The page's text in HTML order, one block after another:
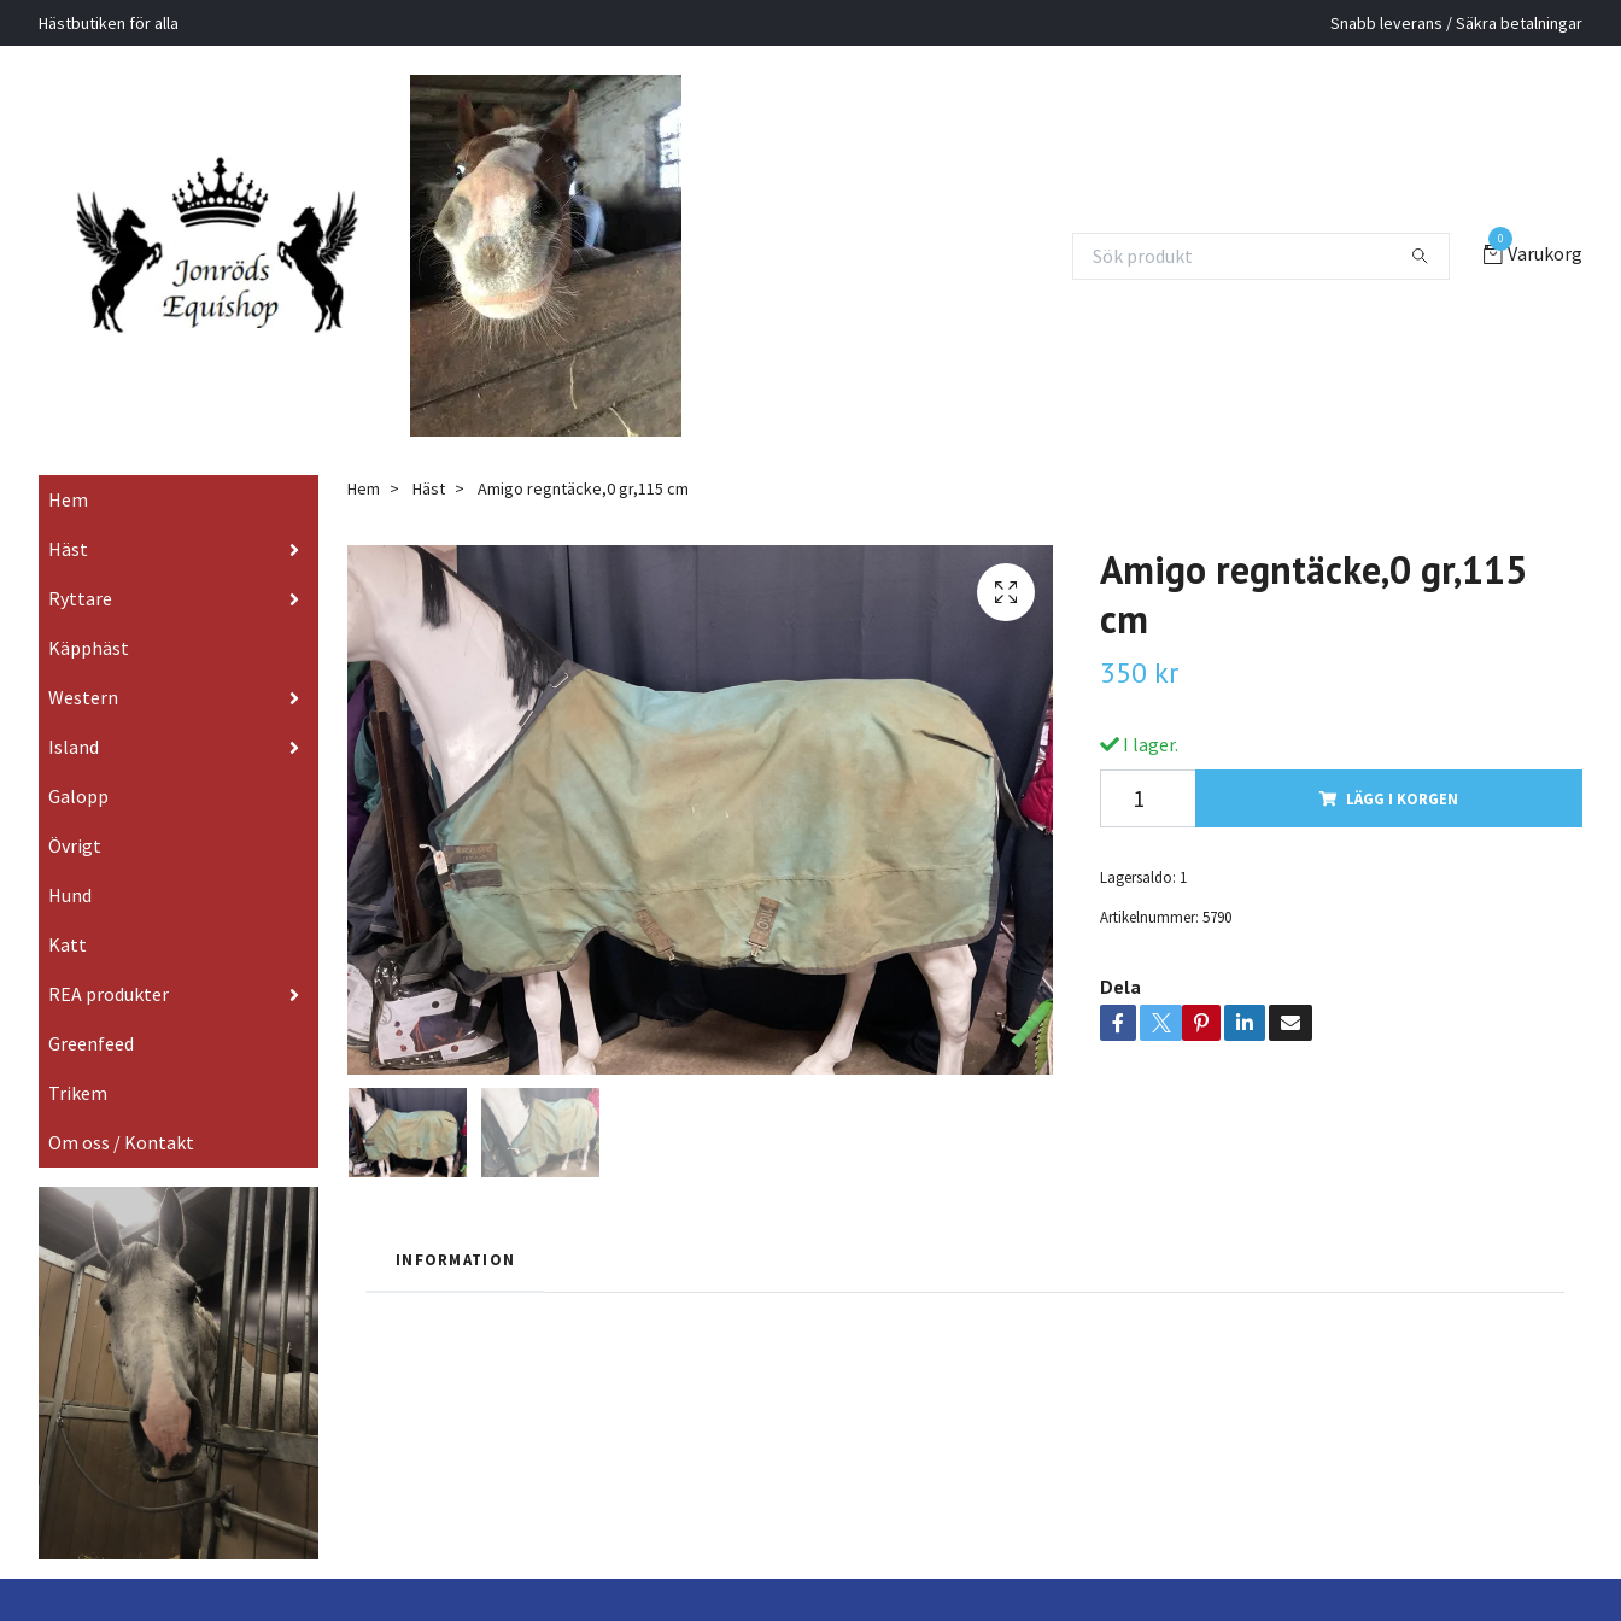
Hästbutiken för alla Snabb leverans / Säkra betalningar
0
Varukorg
Hem
Häst
Ryttare
Käpphäst
Western
Island
Galopp
Övrigt
Hund
Katt
REA produkter
Greenfeed
Trikem
Om oss / Kontakt
Hem Häst Amigo regntäcke,0 gr,115 cm
Amigo regntäcke,0 gr,115
cm
350 kr
I lager.
LÄGG I KORGEN
Lagersaldo: 1
Artikelnummer: 5790
Dela
INFORMATION